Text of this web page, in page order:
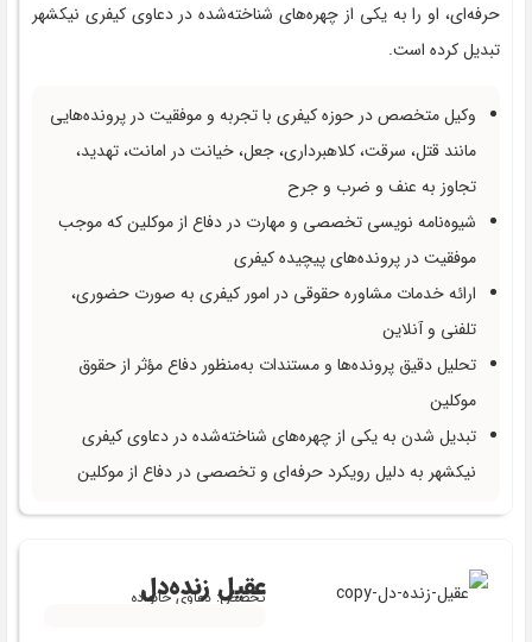
حرفه‌ای، او را به یکی از چهره‌های شناخته‌شده در دعاوی کیفری نیکشهر
تبدیل کرده است.
وکیل متخصص در حوزه کیفری با تجربه و موفقیت در پرونده‌هایی
مانند قتل، سرقت، کلاهبرداری، جعل، خیانت در امانت، تهدید،
تجاوز به عنف و ضرب و جرح
شیوه‌نامه‌ نویسی تخصصی و مهارت در دفاع از موکلین که موجب
موفقیت در پرونده‌های پیچیده کیفری
ارائه خدمات مشاوره حقوقی در امور کیفری به صورت حضوری،
تلفنی و آنلاین
تحلیل دقیق پرونده‌ها و مستندات به‌منظور دفاع مؤثر از حقوق
موکلین
تبدیل شدن به یکی از چهره‌های شناخته‌شده در دعاوی کیفری
نیکشهر به دلیل رویکرد حرفه‌ای و تخصصی در دفاع از موکلین
عقیل زنده‌دل
تخصص: دعاوی خانواده